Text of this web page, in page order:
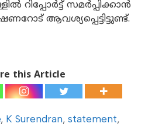
റിപ്പോർട്ട് സമർപ്പിക്കാൻ
ആവശ്യപ്പെട്ടിട്ടുണ്ട്.
this Article
, K Surendran, statement,